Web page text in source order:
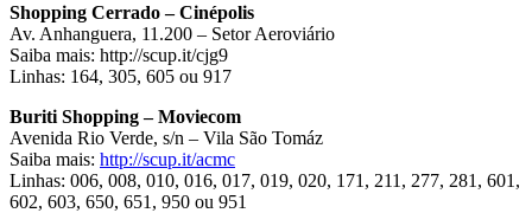
Shopping Cerrado – Cinépolis
Av. Anhanguera, 11.200 – Setor Aeroviário
Saiba mais: http://scup.it/cjg9
Linhas: 164, 305, 605 ou 917
Buriti Shopping – Moviecom
Avenida Rio Verde, s/n – Vila São Tomáz
Saiba mais: http://scup.it/acmc
Linhas: 006, 008, 010, 016, 017, 019, 020, 171, 211, 277, 281, 601,
602, 603, 650, 651, 950 ou 951